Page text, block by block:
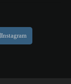
Instagram